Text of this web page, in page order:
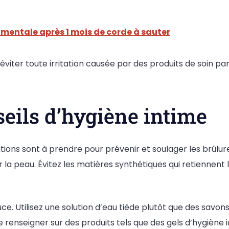
après 1 mois de corde à sauter
toute irritation causée par des produits de soin
d’hygiène intime
sont à prendre pour prévenir et soulager les
peau. Évitez les matières synthétiques qui
Utilisez une solution d’eau tiède plutôt que des
sur des produits tels que des gels d’hygiène